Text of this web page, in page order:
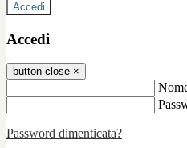
Accedi
Accedi
button close ×
Password dimenticata?